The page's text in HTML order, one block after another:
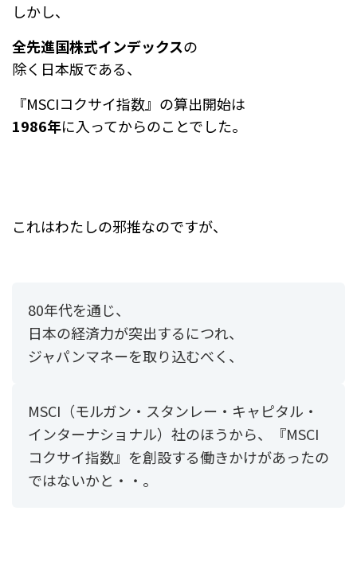
しかし、
全先進国株式インデックスの
除く日本版である、
『MSCIコクサイ指数』の算出開始は
1986年に入ってからのことでした。
これはわたしの邪推なのですが、
80年代を通じ、
日本の経済力が突出するにつれ、
ジャパンマネーを取り込むべく、
MSCI（モルガン・スタンレー・キャピタル・
インターナショナル）社のほうから、『MSCI
コクサイ指数』を創設する働きかけがあったの
ではないかと・・。